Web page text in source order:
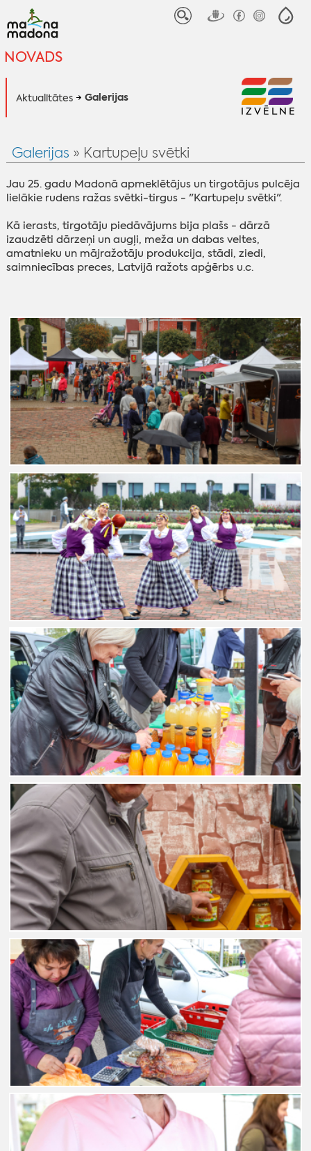
NOVADS
Aktualitātes Galerijas
IZVĒLNE
Galerijas » Kartupeļu svētki
Jau 25. gadu Madonā apmeklētājus un tirgotājus pulcēja
lielākie rudens ražas svētki-tirgus - "Kartupeļu svētki".
Kā ierasts, tirgotāju piedāvājums bija plašs - dārzā
izaudzēti dārzeņi un augļi, meža un dabas veltes,
amatnieku un mājražotāju produkcija, stādi, ziedi,
saimniecības preces, Latvijā ražots apģērbs u.c.